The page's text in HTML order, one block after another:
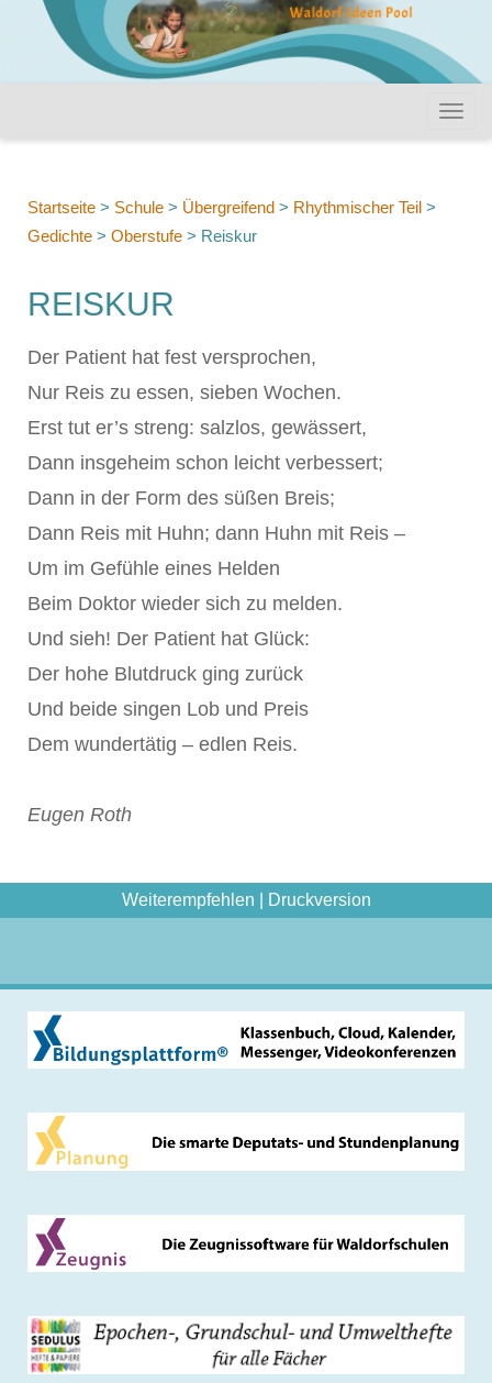
Startseite > Schule > Übergreifend > Rhythmischer Teil >
Gedichte > Oberstufe > Reiskur
REISKUR
Der Patient hat fest versprochen,
Nur Reis zu essen, sieben Wochen.
Erst tut er’s streng: salzlos, gewässert,
Dann insgeheim schon leicht verbessert;
Dann in der Form des süßen Breis;
Dann Reis mit Huhn; dann Huhn mit Reis –
Um im Gefühle eines Helden
Beim Doktor wieder sich zu melden.
Und sieh! Der Patient hat Glück:
Der hohe Blutdruck ging zurück
Und beide singen Lob und Preis
Dem wundertätig – edlen Reis.
Eugen Roth
Weiterempfehlen Druckversion